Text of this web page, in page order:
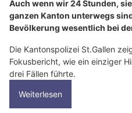
Auch wenn wir 24 Stunden,
ganzen Kanton unterwegs
Bevölkerung wesentlich bei
Die Kantonspolizei St.Gallen
Fokusbericht, wie ein einziger
drei Fällen führte.
Weiterlesen